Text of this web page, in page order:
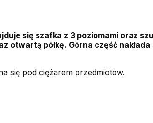
się szafka z 3 poziomami oraz
półkę. Górna część
się pod ciężarem przedmiotów.